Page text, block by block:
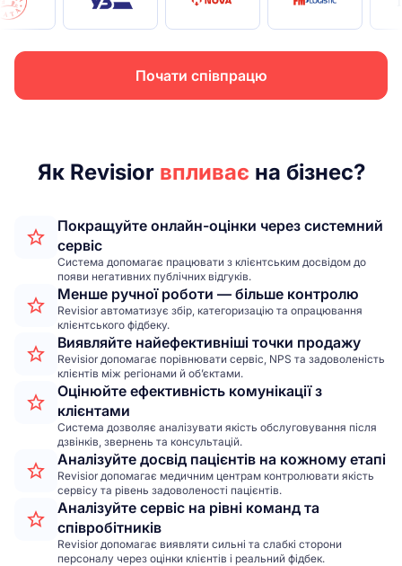
Почати співпрацю
Як Revisior впливає на бізнес?
Покращуйте онлайн-оцінки через системний
сервіс
Система допомагає працювати з клієнтським досвідом до
появи негативних публічних відгуків.
Менше ручної роботи — більше контролю
Revisior автоматизує збір, категоризацію та опрацювання
клієнтського фідбеку.
Виявляйте найефективніші точки продажу
Revisior допомагає порівнювати сервіс, NPS та задоволеність
клієнтів між регіонами й об’єктами.
Оцінюйте ефективність комунікації з
клієнтами
Система дозволяє аналізувати якість обслуговування після
дзвінків, звернень та консультацій.
Аналізуйте досвід пацієнтів на кожному етапі
Revisior допомагає медичним центрам контролювати якість
сервісу та рівень задоволеності пацієнтів.
Аналізуйте сервіс на рівні команд та
співробітників
Revisior допомагає виявляти сильні та слабкі сторони
персоналу через оцінки клієнтів і реальний фідбек.